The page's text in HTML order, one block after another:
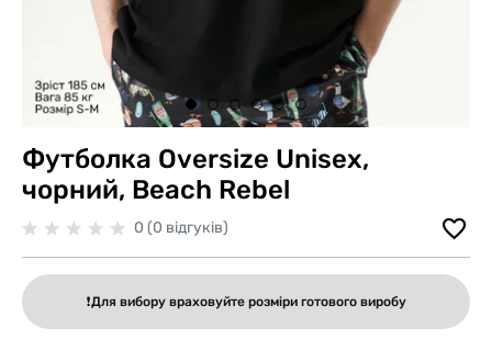
Футболка Oversize Unisex,
чорний, Beach Rebel
0 (0 відгуків)
❗️Для вибору враховуйте розміри готового виробу